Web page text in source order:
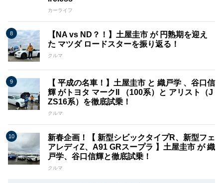
カーライフ
【NA vs ND？！】土屋圭市 が 円熟期を迎え
た マツダ ロードスターを振り返る！
クルマ
【 平成の名車！】土屋圭市 と 織戸学 、谷口信
輝 がトヨタ マークII （100系）と アリスト（J
ZS16系）を徹底試乗！
クルマ
新春企画！【 新型シビックタイプR、新型フェ
アレディZ、A91 GRスープラ 】土屋圭市 が 織
戸学、谷口信輝と徹底試乗！
クルマ